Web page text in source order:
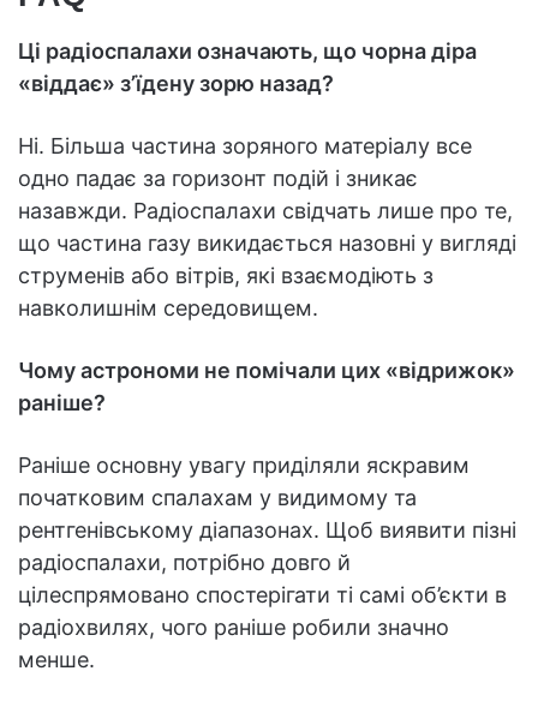
Ці радіоспалахи означають, що чорна діра
«віддає» з’їдену зорю назад?
Ні. Більша частина зоряного матеріалу все
одно падає за горизонт подій і зникає
назавжди. Радіоспалахи свідчать лише про те,
що частина газу викидається назовні у вигляді
струменів або вітрів, які взаємодіють з
навколишнім середовищем.
Чому астрономи не помічали цих «відрижок»
раніше?
Раніше основну увагу приділяли яскравим
початковим спалахам у видимому та
рентгенівському діапазонах. Щоб виявити пізні
радіоспалахи, потрібно довго й
цілеспрямовано спостерігати ті самі об’єкти в
радіохвилях, чого раніше робили значно
менше.